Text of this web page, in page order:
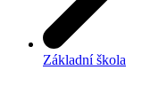
Základní škola